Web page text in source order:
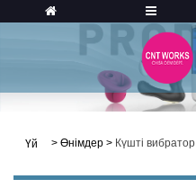
Үй > Өнімдер > Күшті вибратор